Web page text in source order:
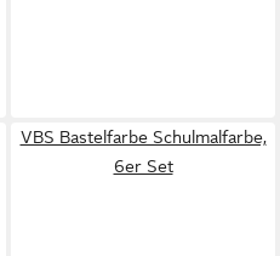
VBS Bastelfarbe Schulmalfarbe,
6er Set